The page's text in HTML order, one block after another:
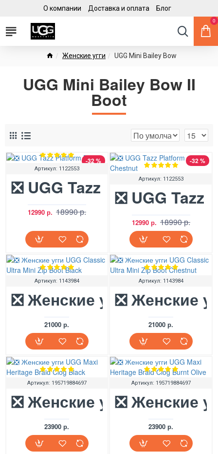
О компании Доставка и оплата Блог
0
Женские угги UGG Mini Bailey Bow
UGG Mini Bailey Bow II
Boot
-32 %
Артикул: 1122553
❎ UGG Tazz Platform Black
12990 р. 18990 р.
-32 %
Артикул: 1122553
❎ UGG
12990 р. 18990 р.
Артикул: 1143984
❎ Женские угги UGG
21000 р.
Артикул: 1143984
❎ Женские
21000 р.
Артикул: 195719884697
❎ Женские угги UGG
23900 р.
Артикул: 195719884697
❎ Женские
23900 р.